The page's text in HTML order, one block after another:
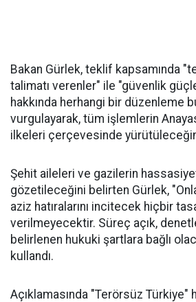
Bakan Gürlek, teklif kapsamında
talimatı verenler" ile "güvenlik
hakkında herhangi bir düzenleme
vurgulayarak, tüm işlemlerin
ilkeleri çerçevesinde
Şehit aileleri ve gazilerin
gözetileceğini belirten Gürlek,
aziz hatıralarını incitecek hiçbir
verilmeyecektir. Süreç açık,
belirlenen hukuki şartlara bağlı
kullandı.
Açıklamasında "Terörsüz Türkiye"